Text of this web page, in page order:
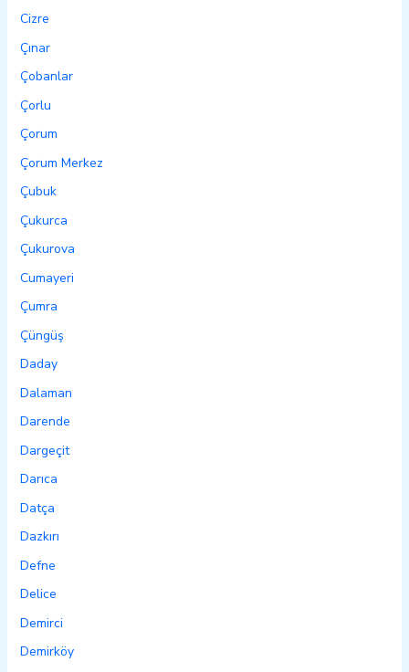
Cizre
Çınar
Çobanlar
Çorlu
Çorum
Çorum Merkez
Çubuk
Çukurca
Çukurova
Cumayeri
Çumra
Çüngüş
Daday
Dalaman
Darende
Dargeçit
Darıca
Datça
Dazkırı
Defne
Delice
Demirci
Demirköy